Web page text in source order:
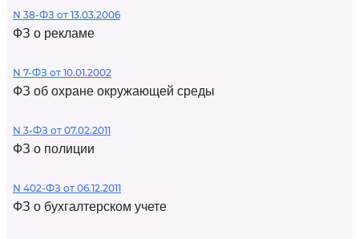
N 38-ФЗ от 13.03.2006
ФЗ о рекламе
N 7-ФЗ от 10.01.2002
ФЗ об охране окружающей среды
N 3-ФЗ от 07.02.2011
ФЗ о полиции
N 402-ФЗ от 06.12.2011
ФЗ о бухгалтерском учете